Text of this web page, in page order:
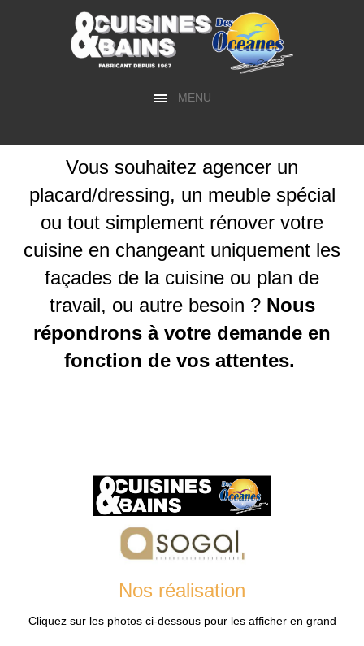
MENU
Vous souhaitez agencer un
placard/dressing, un meuble spécial
ou tout simplement rénover votre
cuisine en changeant uniquement les
façades de la cuisine ou plan de
travail, ou autre besoin ? Nous
répondrons à votre demande en
fonction de vos attentes.
Nos réalisation
Cliquez sur les photos ci-dessous pour les afficher en grand